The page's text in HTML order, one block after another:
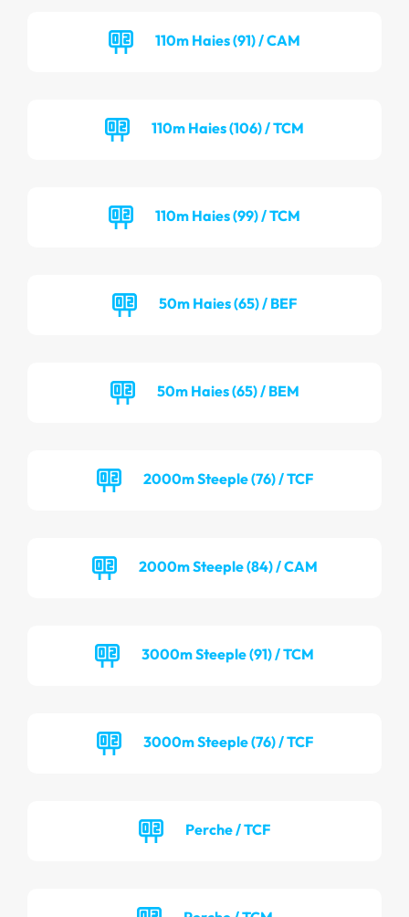
110m Haies (91) / CAM
110m Haies (106) / TCM
110m Haies (99) / TCM
50m Haies (65) / BEF
50m Haies (65) / BEM
2000m Steeple (76) / TCF
2000m Steeple (84) / CAM
3000m Steeple (91) / TCM
3000m Steeple (76) / TCF
Perche / TCF